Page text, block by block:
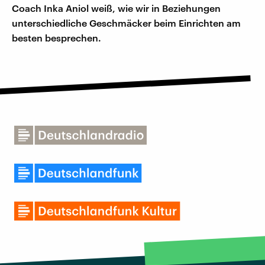
Coach Inka Aniol weiß, wie wir in Beziehungen
unterschiedliche Geschmäcker beim Einrichten am
besten besprechen.